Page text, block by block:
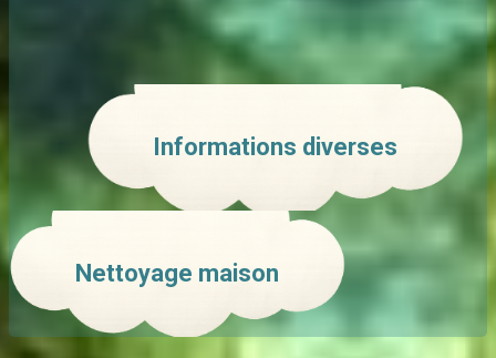
Informations diverses
Nettoyage maison